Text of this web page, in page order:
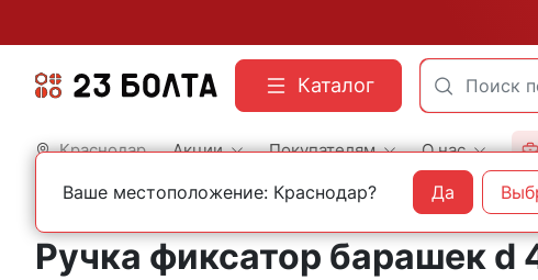
Каталог
Краснодар Акции Покупателям О нас
Главная Фасованный крепеж Мебельный крепеж
Ручка фиксатор барашек d
Ваше местоположение: Краснодар? Да